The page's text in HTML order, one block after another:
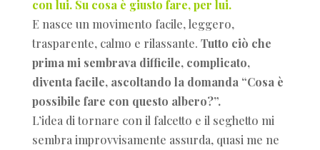
con lui. Su cosa è giusto fare, per lui.
E nasce un movimento facile, leggero,
trasparente, calmo e rilassante. Tutto ciò che
prima mi sembrava difficile, complicato,
diventa facile, ascoltando la domanda “Cosa è
possibile fare con questo albero?”.
L’idea di tornare con il falcetto e il seghetto mi
sembra improvvisamente assurda, quasi me ne